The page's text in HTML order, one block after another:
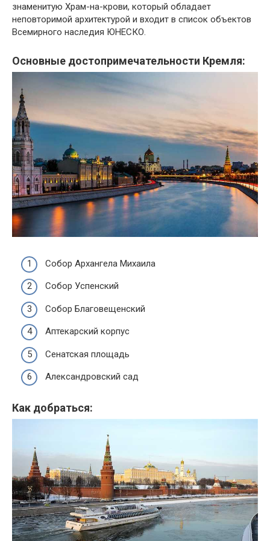
знаменитую Храм-на-крови, который обладает
неповторимой архитектурой и входит в список объектов
Всемирного наследия ЮНЕСКО.
Основные достопримечательности Кремля:
Собор Архангела Михаила
Собор Успенский
Собор Благовещенский
Аптекарский корпус
Сенатская площадь
Александровский сад
Как добраться: